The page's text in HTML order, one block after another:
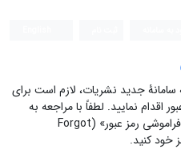
سامانۀ جدید نشریات، لازم است برای
اقدام نمایید. لطفاً با مراجعه به
منوی ورود به سامانه و انتخاب گزینۀ «فراموشی رمز عبور» (Forgot